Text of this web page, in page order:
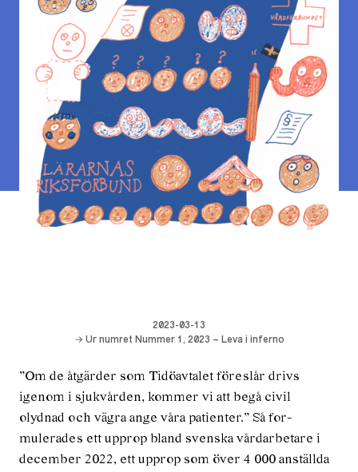
2023-03-13
→ Ur numret Nummer 1, 2023 – Leva i inferno
”Om de åtgärder som Tidöavtalet föreslår drivs
igenom i sjukvården, kommer vi att begå civil
olydnad och vägra ange våra patienter.” Så for­
mulerades ett upprop bland svenska vårdarbetare i
december 2022, ett upprop som över 4 000 anställda